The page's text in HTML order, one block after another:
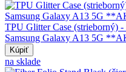
TPU Glitter Case (strieborný)
Samsung Galaxy A13 5G
Kúpiť
na sklade